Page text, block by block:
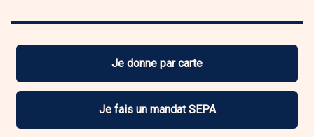
Je donne par carte
Je fais un mandat SEPA